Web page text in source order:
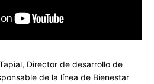
Director de desarrollo de
de la línea de Bienestar